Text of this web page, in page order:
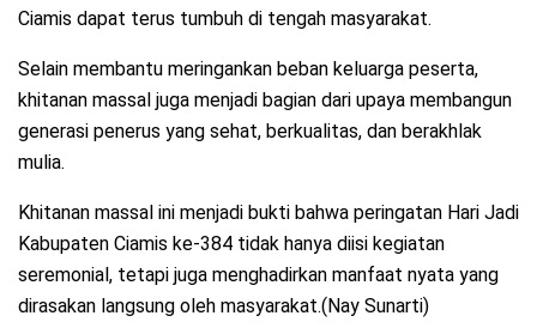
Ciamis dapat terus tumbuh di tengah masyarakat.
Selain membantu meringankan beban keluarga peserta,
khitanan massal juga menjadi bagian dari upaya membangun
generasi penerus yang sehat, berkualitas, dan berakhlak
mulia.
Khitanan massal ini menjadi bukti bahwa peringatan Hari Jadi
Kabupaten Ciamis ke-384 tidak hanya diisi kegiatan
seremonial, tetapi juga menghadirkan manfaat nyata yang
dirasakan langsung oleh masyarakat.(Nay Sunarti)